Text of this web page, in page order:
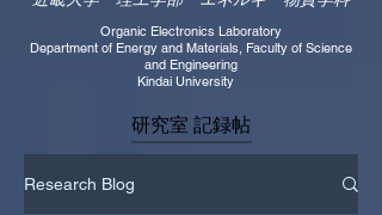
Organic Electronics Laboratory
Department of Energy and Materials, Faculty of Science
and Engineering​
Kindai University
研究室 記録帖
Research Blog